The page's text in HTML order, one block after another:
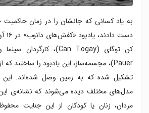
به یاد کسانی که جانشان را در زمان
تشکیل شده که به زمین وصل شده‌اند. این
مدل‌های مختلف دیده می‌شوند که نشانه‌ی
مردان، زنان یا کودکان از این جنایت